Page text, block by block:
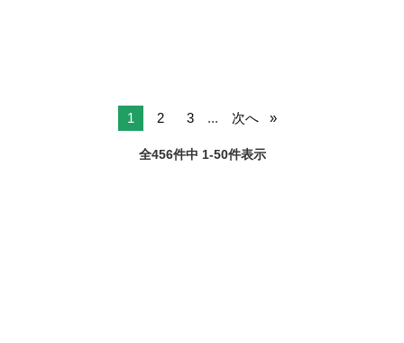
1 2 3 ... 次へ
全456件中 1-50件表示